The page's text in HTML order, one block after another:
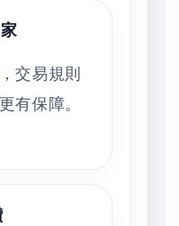
交易規則
有保障。